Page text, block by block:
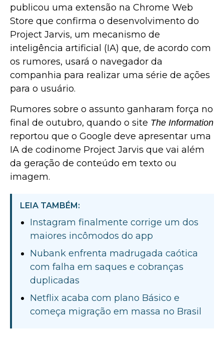
publicou uma extensão na Chrome Web
Store que confirma o desenvolvimento do
Project Jarvis, um mecanismo de
inteligência artificial (IA) que, de acordo com
os rumores, usará o navegador da
companhia para realizar uma série de ações
para o usuário.
Rumores sobre o assunto ganharam força no
final de outubro, quando o site The Information
reportou que o Google deve apresentar uma
IA de codinome Project Jarvis que vai além
da geração de conteúdo em texto ou
imagem.
LEIA TAMBÉM:
Instagram finalmente corrige um dos
maiores incômodos do app
Nubank enfrenta madrugada caótica
com falha em saques e cobranças
duplicadas
Netflix acaba com plano Básico e
começa migração em massa no Brasil